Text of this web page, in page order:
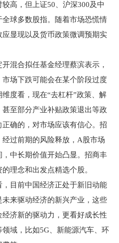
高，但上证50、沪深300及中
球多数股指。随着市场恐慌情
显现以及货币政策微调预期实
合拟任基金经理蔡滨表示，
场下跌可能会在某个阶段过度
度看，现在“去杠杆”政策、解
至部分产业补贴政策退出等政
确的，对市场应该有信心。招
过前期的风险释放，A股市场
中长期价值开始凸显。招商丰
理念和出发点精选个股。
目前中国经济正处于新旧动能
来驱动经济的新兴产业，这些
济新的驱动力，更看好成长性
域，比如5G、新能源汽车、环